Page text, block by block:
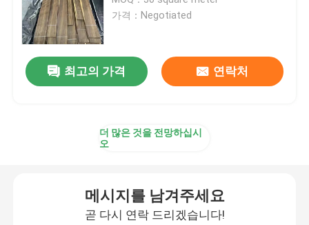
연기난 베니어판
엔지니어드 우드 베니어판
옹이 목재 베니어
가격：Negotiated
최고의 가격 연락처
더 많은 것을 전망하십시
오
메시지를 남겨주세요
곧 다시 연락 드리겠습니다!